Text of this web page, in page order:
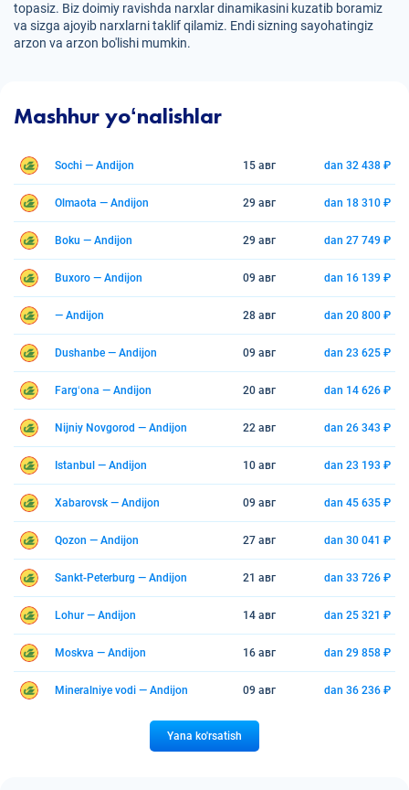
topasiz. Biz doimiy ravishda narxlar dinamikasini kuzatib boramiz
va sizga ajoyib narxlarni taklif qilamiz. Endi sizning sayohatingiz
arzon va arzon bo'lishi mumkin.
Mashhur yoʻnalishlar
Sochi — Andijon 15 авг dan 32 438 ₽
Olmaota — Andijon 29 авг dan 18 310 ₽
Boku — Andijon 29 авг dan 27 749 ₽
Buxoro — Andijon 09 авг dan 16 139 ₽
— Andijon 28 авг dan 20 800 ₽
Dushanbe — Andijon 09 авг dan 23 625 ₽
Fargʻona — Andijon 20 авг dan 14 626 ₽
Nijniy Novgorod — Andijon 22 авг dan 26 343 ₽
Istanbul — Andijon 10 авг dan 23 193 ₽
Xabarovsk — Andijon 09 авг dan 45 635 ₽
Qozon — Andijon 27 авг dan 30 041 ₽
Sankt-Peterburg — Andijon 21 авг dan 33 726 ₽
Lohur — Andijon 14 авг dan 25 321 ₽
Moskva — Andijon 16 авг dan 29 858 ₽
Mineralniye vodi — Andijon 09 авг dan 36 236 ₽
Yana ko'rsatish